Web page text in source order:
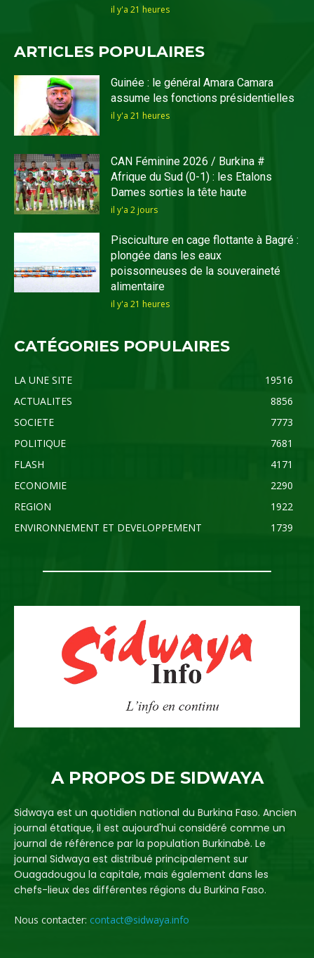
il y'a 21 heures
ARTICLES POPULAIRES
Guinée : le général Amara Camara
assume les fonctions présidentielles
il y'a 21 heures
CAN Féminine 2026 / Burkina #
Afrique du Sud (0-1) : les Etalons
Dames sorties la tête haute
il y'a 2 jours
Pisciculture en cage flottante à Bagré :
plongée dans les eaux
poissonneuses de la souveraineté
alimentaire
il y'a 21 heures
CATÉGORIES POPULAIRES
LA UNE SITE
19516
ACTUALITES
8856
SOCIETE
7773
POLITIQUE
7681
FLASH
4171
ECONOMIE
2290
REGION
1922
ENVIRONNEMENT ET DEVELOPPEMENT
1739
A PROPOS DE SIDWAYA
Sidwaya est un quotidien national du Burkina Faso. Ancien
journal étatique, il est aujourd'hui considéré comme un
journal de référence par la population Burkinabè. Le
journal Sidwaya est distribué principalement sur
Ouagadougou la capitale, mais également dans les
chefs-lieux des différentes régions du Burkina Faso.
Nous contacter: contact@sidwaya.info